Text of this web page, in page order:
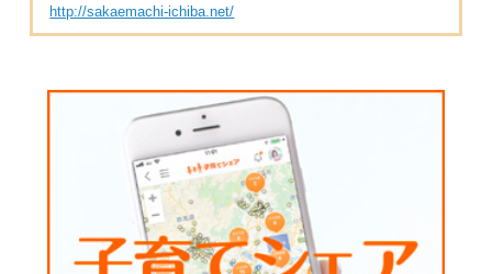
http://sakaemachi-ichiba.net/